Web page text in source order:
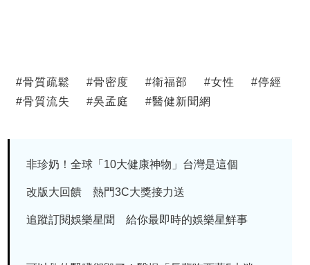
#骨質疏鬆 #骨密度 #衛福部 #女性 #停經
#骨質流失 #吳孟庭 #醫健新聞網
非珍奶！全球「10大健康神物」台灣是這個
改版大回饋 熱門3C大獎接力送
追蹤訂閱娛樂星聞 給你最即時的娛樂星鮮事